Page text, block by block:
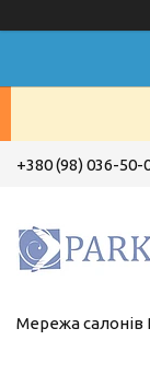
+380 (98) 036-50-
Мережа салонів